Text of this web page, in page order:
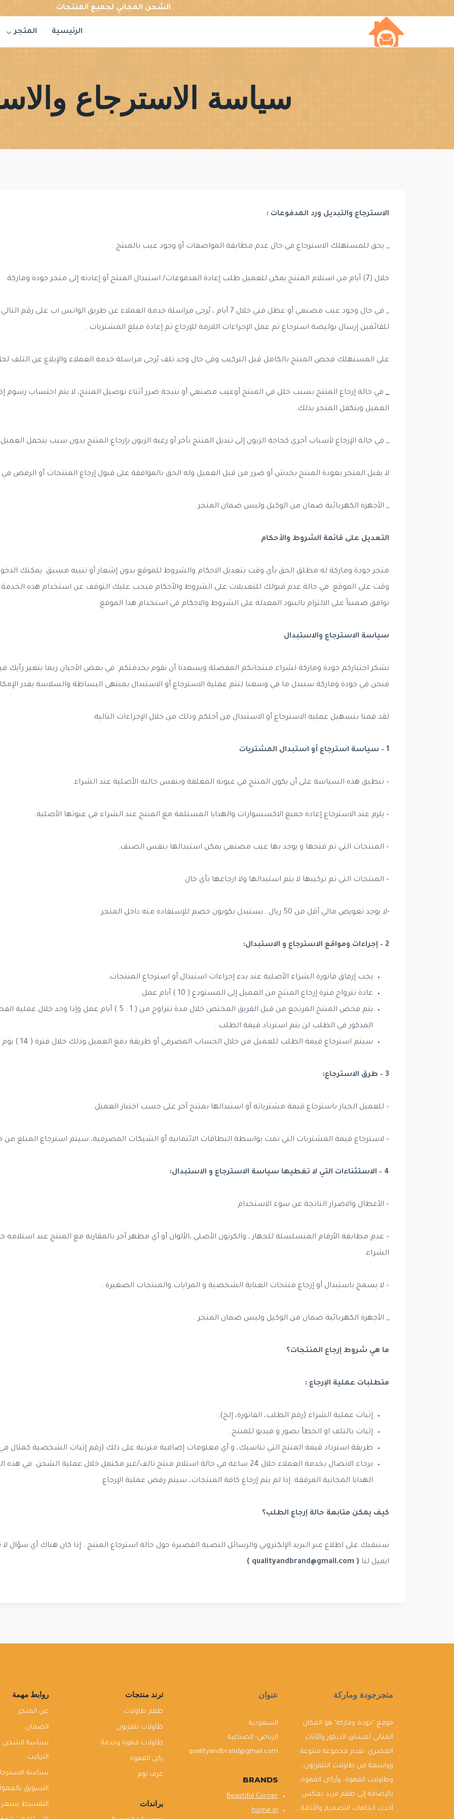
الشحن المجاني لجميع المنتجات
الرئيسية المتجر
سياسة الاسترجاع
الاسترجاع والتبديل ورد المدفوعات :
_ يحق للمستهلك الاسترجاع في حال عدم مطابقة المواصفات أو وجود عيب بالمنتج .
خلال (7) أيام من استلام المنتج يمكن للعميل طلب إعادة المدفوعات/ استبدال المنتج أو إعادته إلى متجر جودة وماركة.
للقائمين إرسال بوليصة استرجاع ثم عمل الإجراءات اللازمة للإرجاع ثم إعادة مبلغ المشتريات .
علي المستهلك فحص المنتج بالكامل قبل التركيب وفي حال وجد تلف يُرجى مراسلة خدمة العملاء والإبلاغ عن التلف
_ في حالة إرجاع المنتج بسبب خلل في المنتج أوعيب مصنعي أو نتيجة ضرر أثناء توصيل المنتج، لا يتم احتساب رسوم
العميل ويتكفل المتجر بذلك.
_ في حالة الإرجاع لأسباب أخرى كحاجة الزبون إلى تبديل المنتج بآخر أو رغبة الزبون بإرجاع المنتج بدون سبب يتحمل
لا يقبل المتجر بعودة المنتج بخدش أو ضرر من قبل العميل وله الحق بالموافقة على قبول إرجاع المنتجات أو الرفض في
_ الأجهزة الكهربائية ضمان من الوكيل وليس ضمان المتجر .
التعديل على قائمة الشروط والأحكام
متجر جودة وماركة له مطلق الحق بأي وقت بتعديل الاحكام والشروط للموقع بدون إشعار أو تنبيه مسبق. يمكنك
وقت على الموقع. في حالة عدم قبولك للتعديلات على الشروط والأحكام فيجب عليك التوقف عن استخدام هذه
توافق ضمنياً على الالتزام بالبنود المعدلة على الشروط والاحكام في استخدام هذا الموقع.
سياسة الاسترجاع والاستبدال:
نشكر اختياركم جودة وماركة لشراء منتجاتكم المفضلة ويسعدنا أن نقوم بخدمتكم. في بعض الأحيان ربما يتغير رأيك
فنحن في جودة وماركة سنبذل ما في وسعنا لتتم عملية الاسترجاع أو الاستبدال بمنتهى البساطة والسلاسة بقدر
لقد قمنا بتسهيل عملية الاسترجاع أو الاستبدال من أجلكم وذلك من خلال الإجراءات التالية:
1 – سياسة استرجاع أو استبدال المشتريات
– تنطبق هذه السياسة على أن يكون المنتج في عبوته المغلقة وبنفس حالته الأصلية عند الشراء.
– يلزم عند الاسترجاع إعادة جميع الاكسسوارات والهدايا المستلمة مع المنتج عند الشراء في عبوتها الأصلية.
– المنتجات التي تم فتحها و يوجد بها عيب مصنعي يمكن استبدالها بنفس الصنف.
– المنتجات التي تم تركيبها لا يتم استبدالها ولا ارجاعها بأي حال.
-لا يوجد تعويض مالي أقل من 50 ريال , يستبدل بكوبون خصم للإستفاده منه داخل المتجر .
2 – إجراءات ومواقع الاسترجاع و الاستبدال:
يجب إرفاق فاتورة الشراء الأصلية عند بدء إجراءات استبدال أو استرجاع المنتجات.
عادة تترواح فترة إرجاع المنتج من العميل إلى المستودع ( 10 ) أيام عمل .
يتم فحص المنتج المرتجع من قبل الفريق المختص خلال مدة تتراوح
المذكور في الطلب لن يتم استرداد قيمة الطلب .
سيتم استرجاع قيمة الطلب للعميل من خلال الحساب المصرفي أو طريقة دفع العميل وذلك خلال فترة ( 14 ) يوم عمل .
3 – طرق الاسترجاع:
– للعميل الخيار باسترجاع قيمة مشترياته أو استبدالها بمنتج آخر على حسب اختيار العميل.
– لاسترجاع قيمة المشتريات التي تمت بواسطة البطاقات الائتمانية أو الشيكات المصرفية، سيتم استرجاع المبلغ
4 – الاستثناءات التي لا تغطيها سياسة الاسترجاع و الاستبدال:
– الأعطال والاضرار الناتجة عن سوء الاستخدام.
– عدم مطابقة الأرقام المتسلسلة للجهاز ، والكرتون الأصلي ،الألوان أو أي مظهر آخر بالمقارنة مع المنتج عند
الشراء.
– لا يسمح باستبدال أو إرجاع منتجات العناية الشخصية و المرايات والمنتجات الصغيرة .
_ الأجهزة الكهربائية ضمان من الوكيل وليس ضمان المتجر .
ما هي شروط إرجاع المنتجات؟
متطلبات عملية الإرجاع :
إثبات عملية الشراء (رقم الطلب، الفاتورة، إلخ).
إثبات بالتلف او الخطأ بصور و فيديو للمنتج .
طريقة استرداد قيمة المنتج التي تناسبك، و أي معلومات إضافية مترتبة على ذلك (رقم إثبات الشخصية كمثال في
برجاء الاتصال بخدمة العملاء خلال 24 ساعة في حالة استلام منتج تالف/غير مكتمل خلال عملية
الهدايا المجانية المرفقة. إذا لم يتم إرجاع كافة المنتجات، سيتم رفض عملية الإرجاع.
كيف يمكن متابعة حالة إرجاع الطلب؟
سنبقيك على اطلاع عبر البريد الإلكتروني والرسائل النصية القصيرة حول حالة استرجاع المنتج . إذا كان هناك أي سؤال لا
ايميل لنا ( qualityandbrand@gmail.com )
متجرجودة وماركة
موقع "جودة وماركة" هو المكان
المثالي لعشاق الديكور والأثاث
العصري. نقدم مجموعة متنوعة
وواسعة من طاولات التلفزيون،
وطاولات القهوة، وأركان القهوة،
بالإضافة إلى طقم فريد يعكس
أحدث اتجاهات التصميم والأناقة...
عنوان
السعودية
الرياض- الصناعية
qualityandbrand@gmail.com
BRANDS
Beautiful Corner
home in
ترند منتجات
طقم طاولات
طاولات تلفزيون
طاولات قهوة وخدمة
ركن القهوة
غرف نوم
براندات
روابط مهمة
عن المتجر
الضمان
سياسة الشحن
التركيب
سياسة
التسويق
التقسيط بسعر